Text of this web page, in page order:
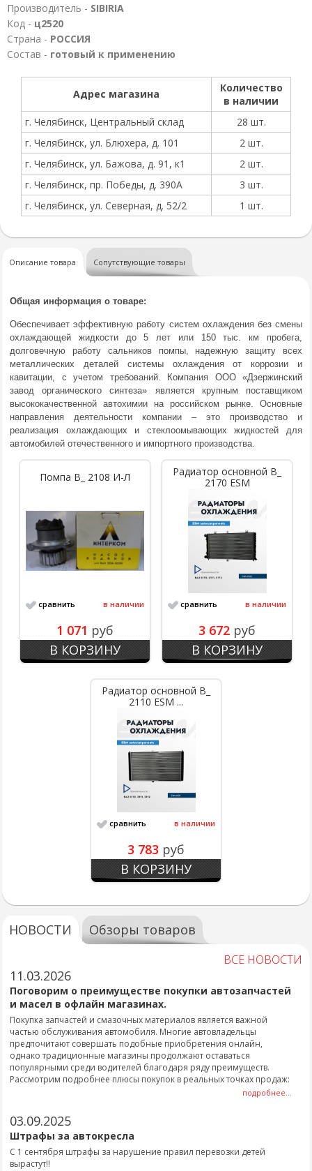
Производитель - SIBIRIA
Код - ц2520
Страна - РОССИЯ
Состав - готовый к применению
Адрес магазина
Количество
в наличии
г. Челябинск, Центральный склад
28 шт.
г. Челябинск, ул. Блюхера, д. 101
2 шт.
г. Челябинск, ул. Бажова, д. 91, к1
2 шт.
г. Челябинск, пр. Победы, д. 390А
3 шт.
г. Челябинск, ул. Северная, д. 52/2
1 шт.
Описание товара Сопутствующие товары
Общая информация о товаре:
Обеспечивает эффективную работу систем охлаждения без смены
охлаждающей жидкости до 5 лет или 150 тыс. км пробега,
долговечную работу сальников помпы, надежную защиту всех
металлических деталей системы охлаждения от коррозии и
кавитации, с учетом требований. Компания ООО «Дзержинский
завод органического синтеза» является крупным поставщиком
высококачественной автохимии на российском рынке. Основные
направления деятельности компании – это производство и
реализация охлаждающих и стеклоомывающих жидкостей для
автомобилей отечественного и импортного производства.
Помпа В_ 2108 И-Л
сравнить в наличии
1 071 руб
В КОРЗИНУ
Радиатор основной В_
2170 ESM
сравнить в наличии
3 672 руб
В КОРЗИНУ
Радиатор основной В_
2110 ESM ...
сравнить в наличии
3 783 руб
В КОРЗИНУ
НОВОСТИ Обзоры товаров
ВСЕ НОВОСТИ
11.03.2026
Поговорим о преимуществе покупки автозапчастей
и масел в офлайн магазинах.
Покупка запчастей и смазочных материалов является важной
частью обслуживания автомобиля. Многие автовладельцы
предпочитают совершать подобные приобретения онлайн,
однако традиционные магазины продолжают оставаться
популярными среди водителей благодаря ряду преимуществ.
Рассмотрим подробнее плюсы покупок в реальных точках продаж:
подробнее...
03.09.2025
Штрафы за автокресла
С 1 сентября штрафы за нарушение правил перевозки детей
вырастут!!